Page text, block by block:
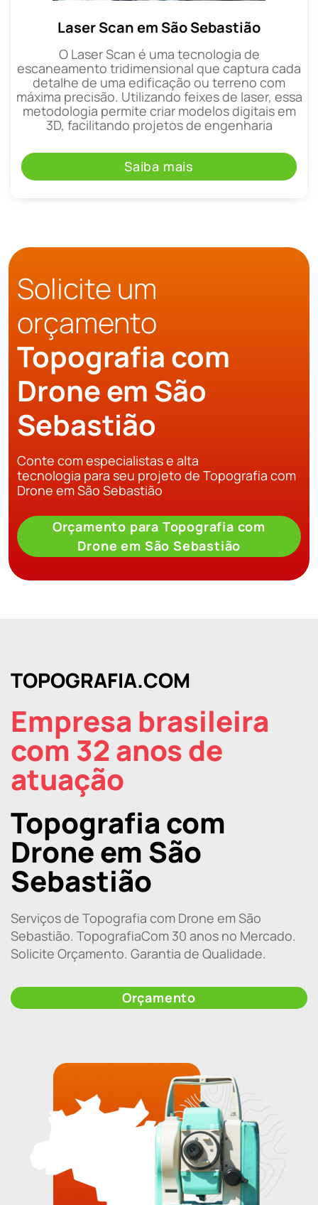
Laser Scan em São Sebastião
O Laser Scan é uma tecnologia de
escaneamento tridimensional que captura cada
detalhe de uma edificação ou terreno com
máxima precisão. Utilizando feixes de laser, essa
metodologia permite criar modelos digitais em
3D, facilitando projetos de engenharia
Saiba mais
Solicite um
orçamento
Topografia com
Drone em São
Sebastião
Conte com especialistas e alta
tecnologia para seu projeto de Topografia com
Drone em São Sebastião
Orçamento para Topografia com
Drone em São Sebastião
TOPOGRAFIA.COM
Empresa brasileira
com 32 anos de
atuação
Topografia com
Drone em São
Sebastião
Serviços de Topografia com Drone em São
Sebastião. TopografiaCom 30 anos no Mercado.
Solicite Orçamento. Garantia de Qualidade.
Orçamento